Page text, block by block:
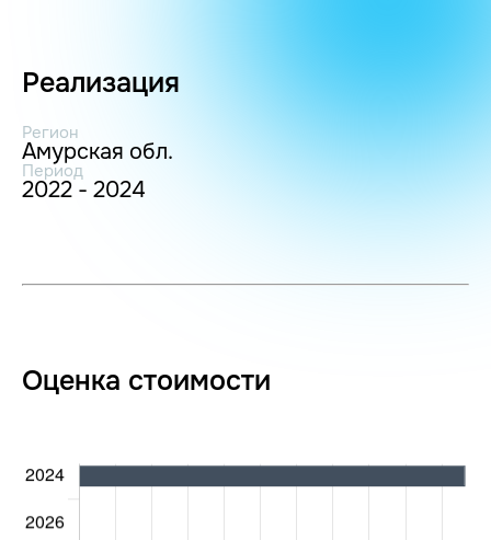
Реализация
Регион
Амурская обл.
Период
2022 - 2024
Оценка стоимости